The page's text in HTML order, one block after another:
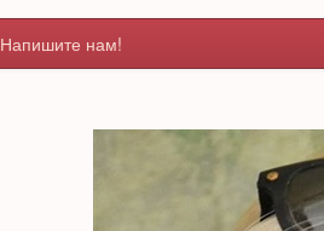
Напишите нам!